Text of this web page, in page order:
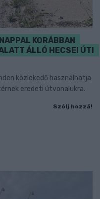
KORÁBBAN
ÁLLÓ HECSEI ÚTI
közlekedő használhatja
eredeti útvonalukra.
Szólj hozzá!